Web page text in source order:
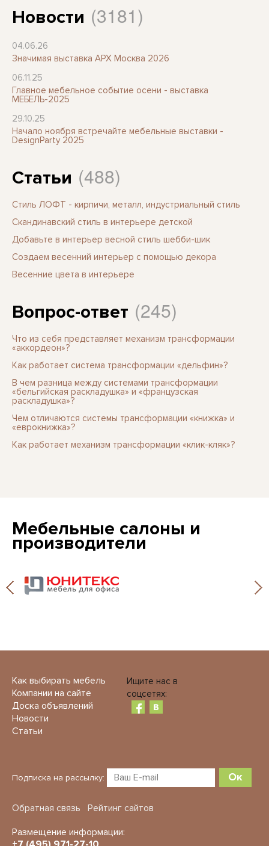
Новости (3181)
04.06.26
Значимая выставка АРХ Москва 2026
06.11.25
Главное мебельное событие осени - выставка
МЕБЕЛЬ-2025
29.10.25
Начало ноября встречайте мебельные выставки -
DesignParty 2025
Статьи (488)
Стиль ЛОФТ - кирпичи, металл, индустриальный стиль
Скандинавский стиль в интерьере детской
Добавьте в интерьер весной стиль шебби-шик
Создаем весенний интерьер с помощью декора
Весенние цвета в интерьере
Вопрос-ответ (245)
Что из себя представляет механизм трансформации
«аккордеон»?
Как работает система трансформации «дельфин»?
В чем разница между системами трансформации
«бельгийская раскладушка» и «французская
раскладушка»?
Чем отличаются системы трансформации «книжка» и
«еврокнижка»?
Как работает механизм трансформации «клик-кляк»?
Мебельные салоны и
производители
Как выбирать мебель
Компании на сайте
Доска объявлений
Новости
Статьи
Ищите нас в
соцсетях:
Подписка на рассылку: Ок
Обратная связь
Рейтинг сайтов
Размещение информации: